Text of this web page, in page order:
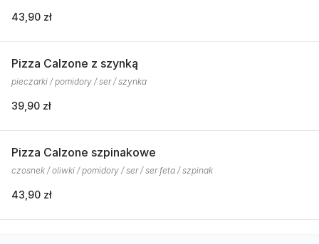
43,90 zł
Pizza Calzone z szynką
pieczarki / pomidory / ser / szynka
39,90 zł
Pizza Calzone szpinakowe
czosnek / oliwki / pomidory / ser / ser feta / szpinak
43,90 zł